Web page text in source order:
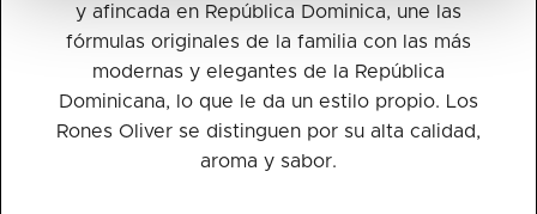
y afincada en República Dominica, une las
fórmulas originales de la familia con las más
modernas y elegantes de la República
Dominicana, lo que le da un estilo propio. Los
Rones Oliver se distinguen por su alta calidad,
aroma y sabor.